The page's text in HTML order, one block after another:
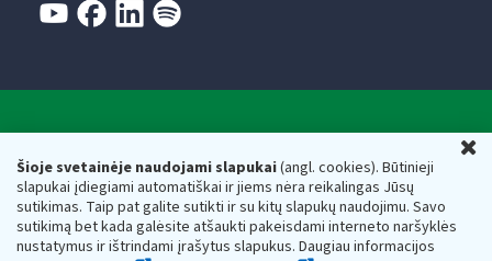
Šioje svetainėje naudojami slapukai(angl. cookies). Būtinieji
slapukai įdiegiami automatiškai ir jiems nėra reikalingas Jūsų
sutikimas. Taip pat galite sutikti ir su kitų slapukų naudojimu. Savo
sutikimą bet kada galėsite atšaukti pakeisdami interneto naršyklės
nustatymus ir ištrindami įrašytus slapukus. Daugiau informacijos
Respublikos finansų ministerijos
Biudžetinė įstaiga. Juridinio asmens kodas — 188659752,
adresas: Vasario 16-osios g. 14, 01107 Vilnius, Lietuva, el.paštas:
vmi@vmi.lt, E. pristatymo dėžutės adresas 188659752
Duomenys apie Valstybinę mokesčių inspekciją prie Lietuvos